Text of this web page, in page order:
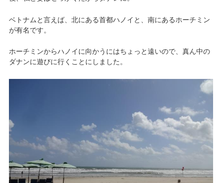
ベトナムと言えば、北にある首都ハノイと、南にあるホーチミン
が有名です。
ホーチミンからハノイに向かうにはちょっと遠いので、真ん中の
ダナンに遊びに行くことにしました。